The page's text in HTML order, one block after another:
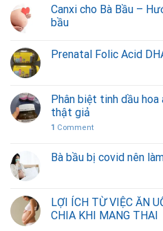
Canxi cho Bà Bầu –
bầu
Prenatal Folic Acid
Phân biệt tinh dầu
thật giả
1 Comment
Bà bầu bị covid nên
LỢI ÍCH TỪ VIỆC ĂN
CHIA KHI MANG THAI